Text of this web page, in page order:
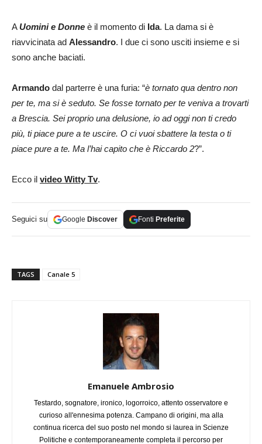
AUomini e Donne è il momento di Ida. La dama si è
riavvicinata ad Alessandro. I due ci sono usciti insieme e si
sono anche baciati.
Armando dal parterre è una furia: “è tornato qua dentro non
per te, ma si è seduto. Se fosse tornato per te veniva a trovarti
a Brescia. Sei proprio una delusione, io ad oggi non ti credo
più, ti piace pure a te uscire. O ci vuoi sbattere la testa o ti
piace pure a te. Ma l’hai capito che è Riccardo 2?”.
Ecco il video Witty Tv.
Seguici su Google Discover Fonti Preferite
TAGS Canale 5
Emanuele Ambrosio
Testardo, sognatore, ironico, logorroico, attento osservatore e
curioso all'ennesima potenza. Campano di origini, ma alla
continua ricerca del suo posto nel mondo si laurea in Scienze
Politiche e contemporaneamente completa il percorso per